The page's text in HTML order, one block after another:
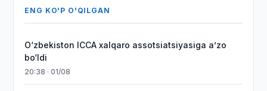
ENG KO'P O'QILGAN
O‘zbekiston ICCA xalqaro assotsiatsiyasiga aʼzo
bo‘ldi
20:38 · 01/08